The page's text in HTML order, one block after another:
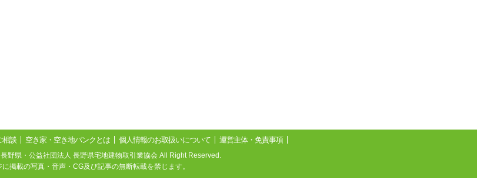
相談 空き家・空き地バンクとは 個人情報のお取扱いについて 運営主体・免責事項
野県・公益社団法人 長野県宅地建物取引業協会 All Right Reserved.
に掲載の写真・音声・CG及び記事の無断転載を禁じます。